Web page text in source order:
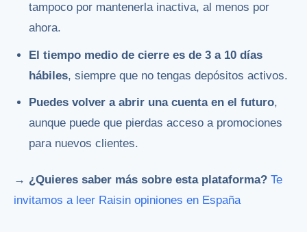
tampoco por mantenerla inactiva, al menos por
ahora.
El tiempo medio de cierre es de 3 a 10 días
hábiles, siempre que no tengas depósitos activos.
Puedes volver a abrir una cuenta en el futuro,
aunque puede que pierdas acceso a promociones
para nuevos clientes.
→ ¿Quieres saber más sobre esta plataforma? Te
invitamos a leer Raisin opiniones en España